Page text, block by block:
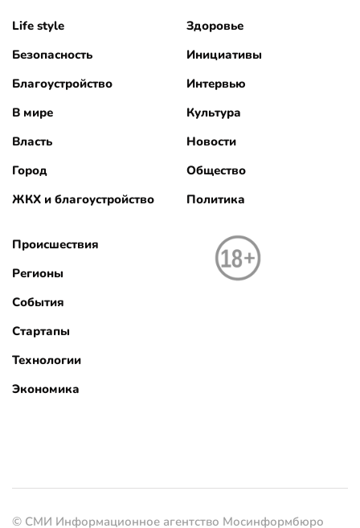
Life style
Безопасность
Благоустройство
В мире
Власть
Город
ЖКХ и благоустройство
Здоровье
Инициативы
Интервью
Культура
Новости
Общество
Политика
Происшествия
Регионы
События
Стартапы
Технологии
Экономика
© СМИ Информационное агентство Мосинформбюро